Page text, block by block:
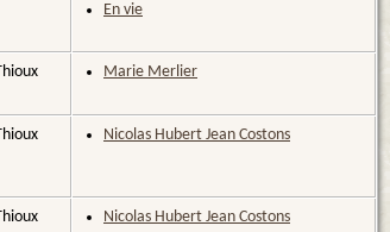
En vie
Marie Merlier
Nicolas Hubert Jean Costons
Nicolas Hubert Jean Costons